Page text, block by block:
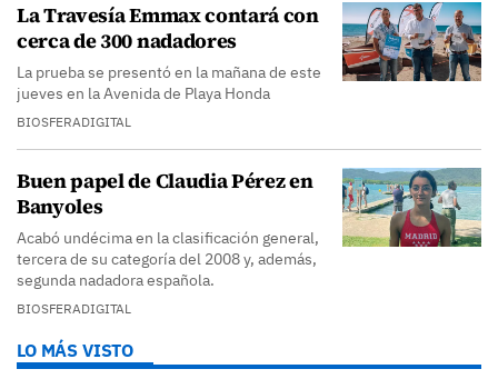
La Travesía Emmax contará con
cerca de 300 nadadores
La prueba se presentó en la mañana de este
jueves en la Avenida de Playa Honda
BIOSFERADIGITAL
Buen papel de Claudia Pérez en
Banyoles
Acabó undécima en la clasificación general,
tercera de su categoría del 2008 y, además,
segunda nadadora española.
BIOSFERADIGITAL
LO MÁS VISTO